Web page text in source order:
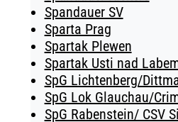
Spandauer SV
Sparta Prag
Spartak Plewen
Spartak Usti nad
SpG Lichtenberg/
SpG Lok Glauchau/
SpG Rabenstein/ CSV